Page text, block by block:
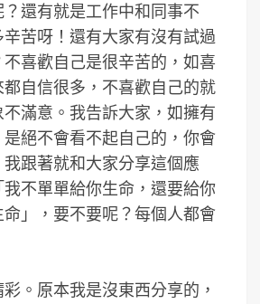
還有就是工作中和同事不
苦呀！還有大家有沒有試過
喜歡自己是很辛苦的，如喜
自信很多，不喜歡自己的就
滿意。我告訴大家，如擁有
絕不會看不起自己的，你會
跟著就和大家分享這個應
不單單給你生命，還要給你
」，要不要呢？每個人都會
。原本我是沒東西分享的，